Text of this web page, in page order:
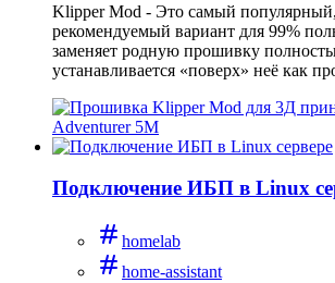
Klipper Mod - Это самый
рекомендуемый вариант для 99%
заменяет родную прошивку
устанавливается «поверх» неё как
Подключение ИБП в Linux
homelab
home-assistant